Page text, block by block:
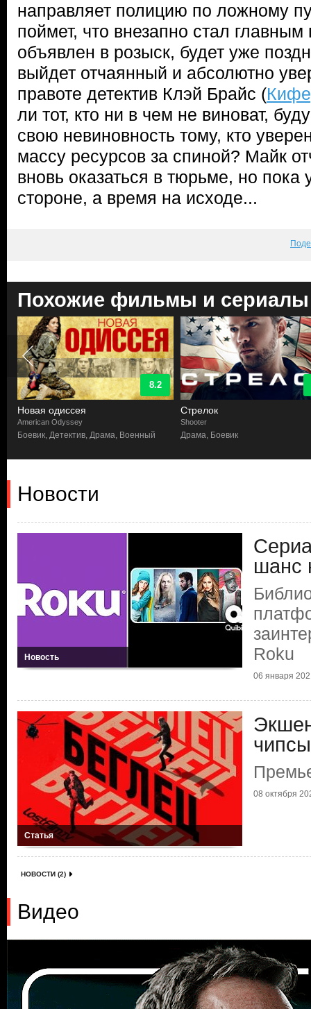
направляет полицию по ложному
поймет, что внезапно стал
объявлен в розыск, будет уже
выйдет отчаянный и абсолютно
правоте детектив Клэй Брайс (
ли тот, кто ни в чем не виноват,
свою невиновность тому, кто
массу ресурсов за спиной? Майк
вновь оказаться в тюрьме, но пока
стороне, а время на исходе...
Похожие фильмы и сериалы
8.2
Новая одиссея
American Odyssey
Боевик, Детектив, Драма, Военный
Стрелок
Shooter
Драма, Боевик
Новости
Новость
шанс
Roku
06 января
Статья
чипсы
08 октября
НОВОСТИ (2)
Видео